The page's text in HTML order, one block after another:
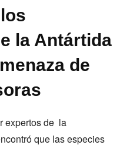
la Antártida
de
expertos de la
que las especies